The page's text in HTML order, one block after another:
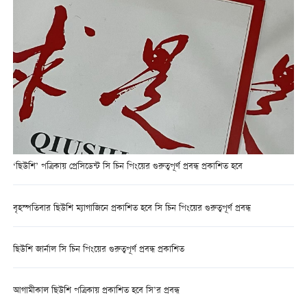
‘ছিউশি’ পত্রিকায় প্রেসিডেন্ট সি চিন পিংয়ের গুরুত্বপূর্ণ প্রবন্ধ প্রকাশিত হবে
বৃহস্পতিবার ছিউশি ম্যাগাজিনে প্রকাশিত হবে সি চিন পিংয়ের গুরুত্বপূর্ণ প্রবন্ধ
ছিউশি জার্নাল সি চিন পিংয়ের গুরুত্বপূর্ণ প্রবন্ধ প্রকাশিত
আগামীকাল ছিউশি পত্রিকায় প্রকাশিত হবে সি’র প্রবন্ধ